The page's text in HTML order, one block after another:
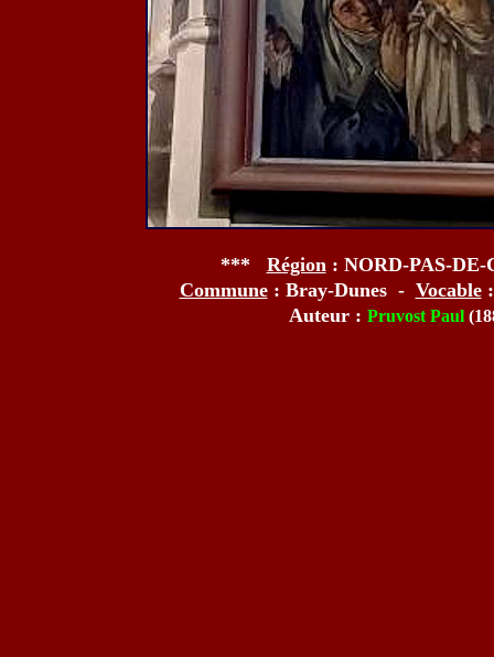
*** Région: NORD-PAS-
Commune: Bray-Dunes - Vocable:
Auteur : Pruvost Paul